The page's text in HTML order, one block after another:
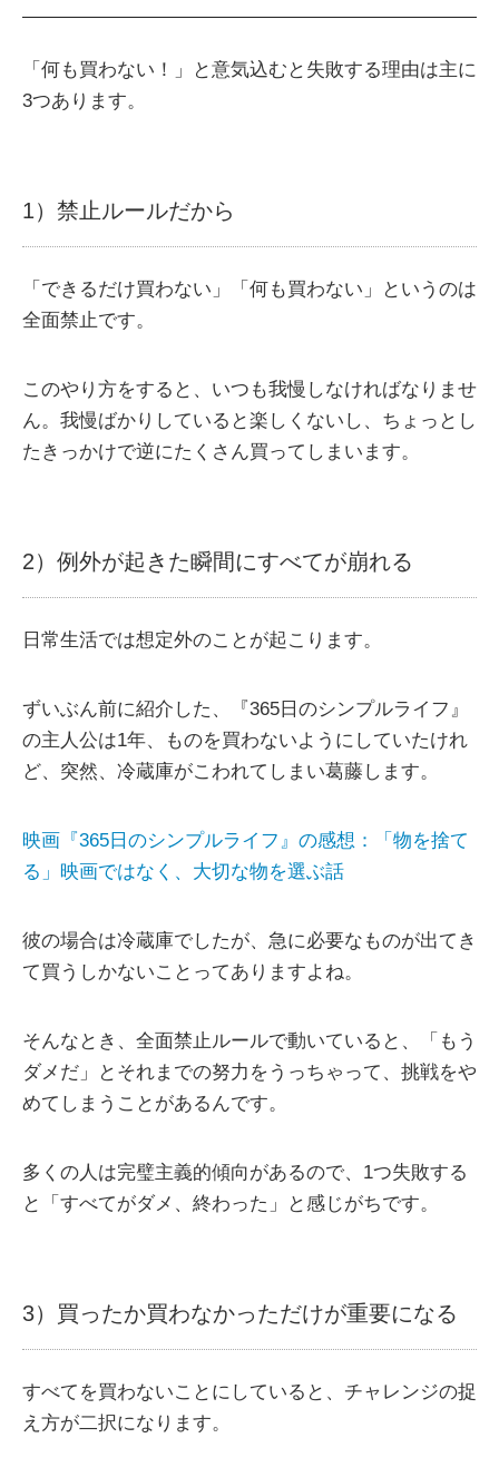
「何も買わない！」と意気込むと失敗する理由は主に
3つあります。
1）禁止ルールだから
「できるだけ買わない」「何も買わない」というのは
全面禁止です。
このやり方をすると、いつも我慢しなければなりませ
ん。我慢ばかりしていると楽しくないし、ちょっとし
たきっかけで逆にたくさん買ってしまいます。
2）例外が起きた瞬間にすべてが崩れる
日常生活では想定外のことが起こります。
ずいぶん前に紹介した、『365日のシンプルライフ』
の主人公は1年、ものを買わないようにしていたけれ
ど、突然、冷蔵庫がこわれてしまい葛藤します。
映画『365日のシンプルライフ』の感想：「物を捨て
る」映画ではなく、大切な物を選ぶ話
彼の場合は冷蔵庫でしたが、急に必要なものが出てき
て買うしかないことってありますよね。
そんなとき、全面禁止ルールで動いていると、「もう
ダメだ」とそれまでの努力をうっちゃって、挑戦をや
めてしまうことがあるんです。
多くの人は完璧主義的傾向があるので、1つ失敗する
と「すべてがダメ、終わった」と感じがちです。
3）買ったか買わなかっただけが重要になる
すべてを買わないことにしていると、チャレンジの捉
え方が二択になります。